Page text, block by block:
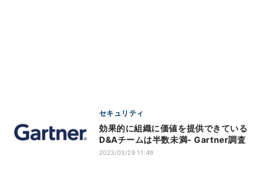
セキュリティ
効果的に組織に価値を提供できている
D&Aチームは半数未満- Gartner調査
2023/03/29 11:49